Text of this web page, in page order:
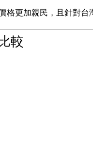
格更加親民，且針對台
較